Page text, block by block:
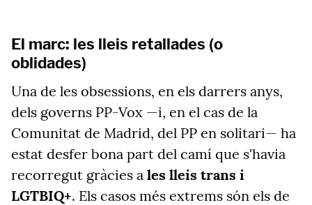
El marc: les lleis retallades (o
oblidades)
Una de les obsessions, en els darrers anys,
dels governs PP-Vox —i, en el cas de la
Comunitat de Madrid, del PP en solitari— ha
estat desfer bona part del camí que s'havia
recorregut gràcies a les lleis trans i
LGTBIQ+. Els casos més extrems són els de